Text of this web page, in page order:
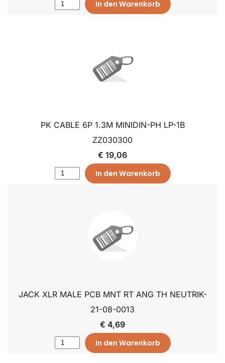
In den Warenkorb
PK CABLE 6P 1.3M MINIDIN-PH LP-1B
ZZ030300
€ 19,06
In den Warenkorb
JACK XLR MALE PCB MNT RT ANG TH NEUTRIK-
21-08-0013
€ 4,69
In den Warenkorb